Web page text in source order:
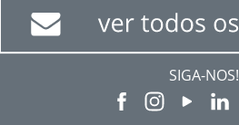
SIGA-NOS!